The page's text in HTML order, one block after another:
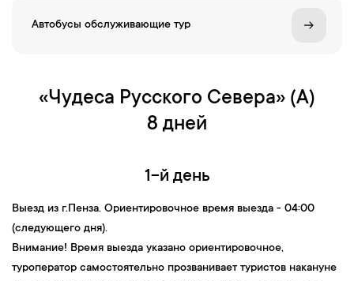
Автобусы обслуживающие тур
«Чудеса Русского Севера» (А)
8 дней
1-й день
Выезд из г.Пенза. Ориентировочное время выезда - 04:00
(следующего дня).
Внимание! Время выезда указано ориентировочное,
туроператор самостоятельно прозванивает туристов накануне